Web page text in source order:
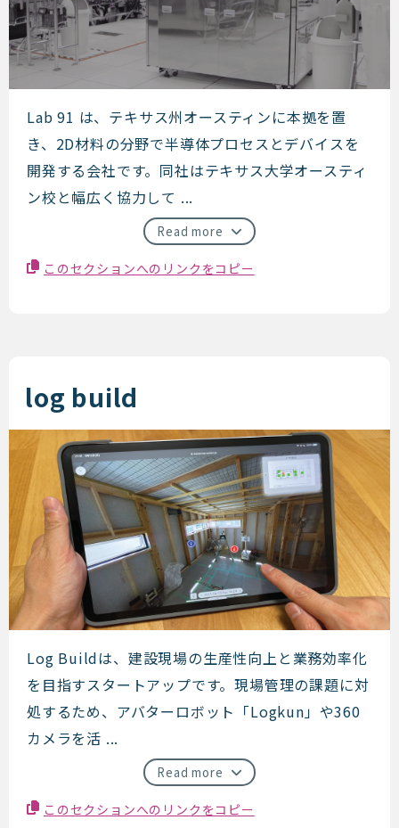
Lab 91
Lab 91 は、テキサス州オースティンに本拠を置
き、2D材料の分野で半導体プロセスとデバイスを
開発する会社です。同社はテキサス大学オースティ
ン校と幅広く協力して ...
Read more
このセクションへのリンクをコピー
log build
log build
Log Buildは、建設現場の生産性向上と業務効率化
を目指すスタートアップです。現場管理の課題に対
処するため、アバターロボット「Logkun」や360
カメラを活 ...
Read more
このセクションへのリンクをコピー